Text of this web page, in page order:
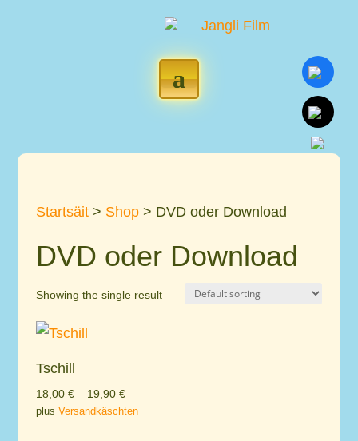
Startsäit> Shop> DVD oder Download
DVD oder Download
Showing the single result
Tschill
18,00 €– 19,90 €
plus Versandkäschten